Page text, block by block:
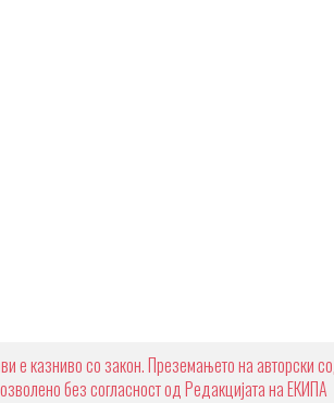
е казниво со закон. Преземањето на авторски
без согласност од Редакцијата на ЕКИПА